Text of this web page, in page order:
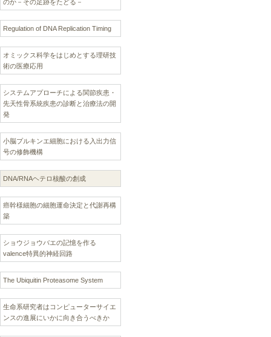
のか－その足跡をたどる－
Regulation of DNA Replication Timing
オミックス科学をはじめとする理研技
術の医療応用
システムアプローチによる関節疾患・
先天性骨系統疾患の診断と治療法の開
発
小脳プルキンエ細胞における入出力信
号の修飾機構
DNA/RNAヘテロ核酸の創成
癌幹様細胞の細胞運命決定と代謝再構
築
ショウジョウバエの記憶を作る
valence特異的神経回路
The Ubiquitin Proteasome System
生命系研究者はコンピューターサイエ
ンスの進展にいかに向き合うべきか